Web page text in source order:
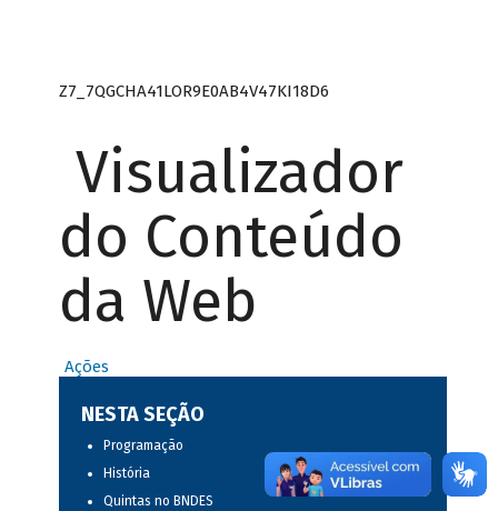
Z7_7QGCHA41LOR9E0AB4V47KI18D6
Visualizador
do Conteúdo
da Web
Ações
NESTA SEÇÃO
Programação
História
Quintas no BNDES